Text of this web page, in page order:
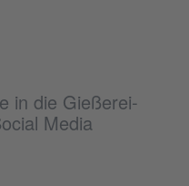
in die Gießerei-
Media